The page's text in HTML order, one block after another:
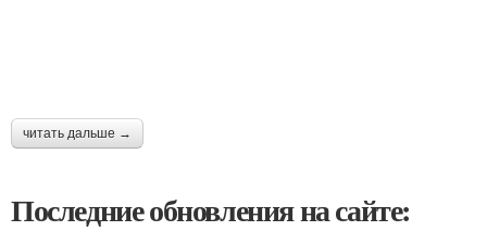
читать дальше →
Последние обновления на сайте: